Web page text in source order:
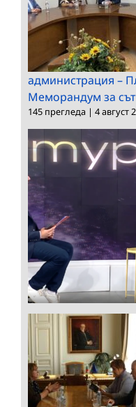
администрация –
Меморандум за
145 прегледа | 4 август